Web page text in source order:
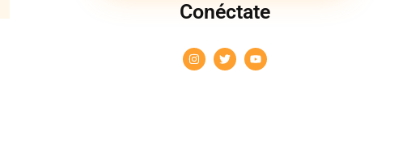
Conéctate